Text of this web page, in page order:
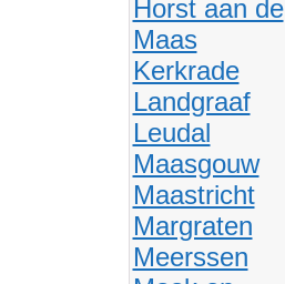
Horst aan de
Maas
Kerkrade
Landgraaf
Leudal
Maasgouw
Maastricht
Margraten
Meerssen